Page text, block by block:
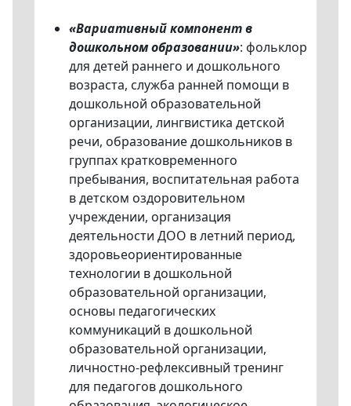
«Вариативный компонент в
дошкольном образовании»: фольклор
для детей раннего и дошкольного
возраста, служба ранней помощи в
дошкольной образовательной
организации, лингвистика детской
речи, образование дошкольников в
группах кратковременного
пребывания, воспитательная работа
в детском оздоровительном
учреждении, организация
деятельности ДОО в летний период,
здоровьеориентированные
технологии в дошкольной
образовательной организации,
основы педагогических
коммуникаций в дошкольной
образовательной организации,
личностно-рефлексивный тренинг
для педагогов дошкольного